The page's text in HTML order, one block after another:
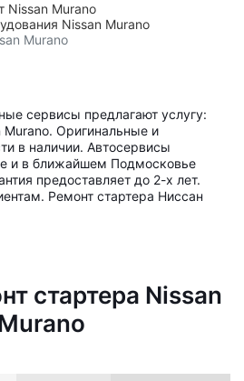
Nissan Murano
Nissan Murano
Murano
сервисы предлагают услугу:
Murano. Оригинальные и
в наличии. Автосервисы
и в ближайшем Подмосковье
предоставляет до 2-х лет.
Ремонт стартера Ниссан
стартера Nissan